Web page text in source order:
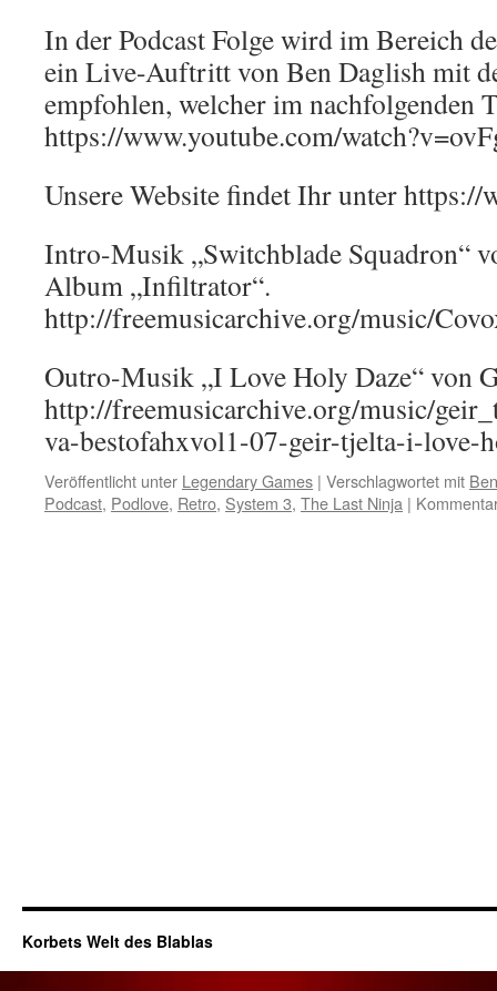
In der Podcast Folge wird im Bereich
ein Live-Auftritt von Ben Daglish mit
empfohlen, welcher im nachfolgenden
https://www.youtube.com/
Unsere Website findet Ihr unter https://
Intro-Musik „Switchblade Squadron“
Album „Infiltrator“.
http://freemusicarchive.org/music/
Outro-Musik „I Love Holy Daze“ von
http://freemusicarchive.org/music/
va-bestofahxvol1-07-geir-tjelta-i-love-
Veröffentlicht unter Legendary Games | Verschlagwortet mit
Podcast, Podlove, Retro, System 3, The Last Ninja |
Korbets Welt des Blablas